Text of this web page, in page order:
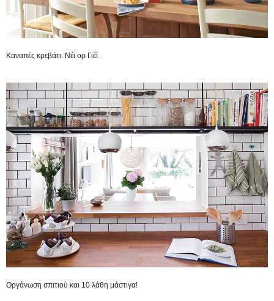
Καναπές κρεβάτι. Νέϊ ορ Γιέϊ.
Οργάνωση σπιτιού και 10 λάθη μάστιγα!